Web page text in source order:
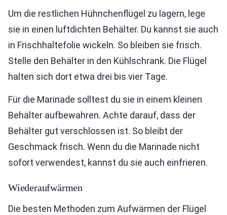
Um die restlichen Hühnchenflügel zu lagern, lege
sie in einen luftdichten Behälter. Du kannst sie auch
in Frischhaltefolie wickeln. So bleiben sie frisch.
Stelle den Behälter in den Kühlschrank. Die Flügel
halten sich dort etwa drei bis vier Tage.
Für die Marinade solltest du sie in einem kleinen
Behälter aufbewahren. Achte darauf, dass der
Behälter gut verschlossen ist. So bleibt der
Geschmack frisch. Wenn du die Marinade nicht
sofort verwendest, kannst du sie auch einfrieren.
Wiederaufwärmen
Die besten Methoden zum Aufwärmen der Flügel